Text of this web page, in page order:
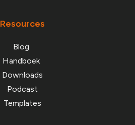
Resources
Blog
Handboek
Downloads
Podcast
Templates